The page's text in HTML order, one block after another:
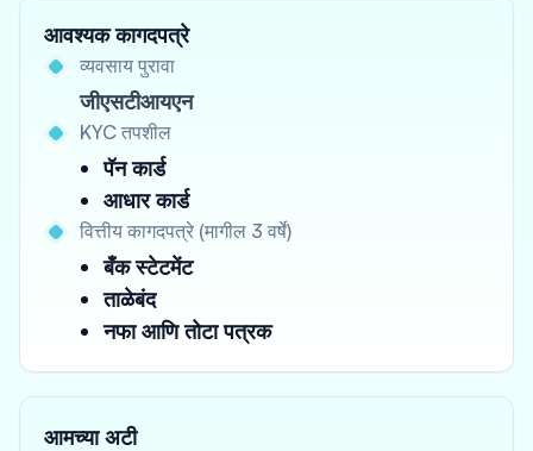
आवश्यक कागदपत्रे
व्यवसाय पुरावा
जीएसटीआयएन
KYC तपशील
पॅन कार्ड
आधार कार्ड
वित्तीय कागदपत्रे (मागील 3 वर्षे)
बँक स्टेटमेंट
ताळेबंद
नफा आणि तोटा पत्रक
आमच्या अटी